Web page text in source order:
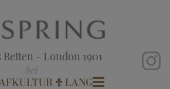
Betten - London 1901